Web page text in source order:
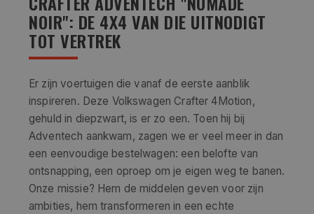
NOIR": DE 4X4 VAN DIE UITNODIGT
TOT VERTREK
Er zijn voertuigen die vanaf de eerste aanblik
inspireren. Deze Volkswagen Crafter 4Motion,
gehuld in diepzwart, is er zo een. Toen hij bij
Adventech aankwam, zagen we er veel meer in dan
een eenvoudige bestelwagen: een belofte van
ontsnapping, een oproep om je eigen weg te banen.
Onze missie? Hem de middelen geven voor zijn
ambities, hem transformeren in een echte